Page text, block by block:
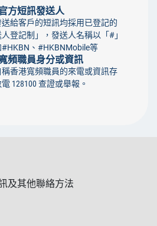
方短訊發送人
給客戶的短訊均採用已登記的
人登記制」，發送人名稱以「#」
、#HKBNMobile等
頻職員身分或資訊
香港寬頻職員的來電或資訊存
128100 查證或舉報。
及其他聯絡方法